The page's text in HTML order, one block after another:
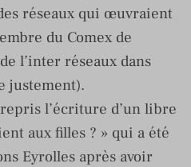
réseaux qui œuvraient
du Comex de
l’inter réseaux dans
justement).
l’écriture d’un libre
aux filles ? » qui a été
Eyrolles après avoir